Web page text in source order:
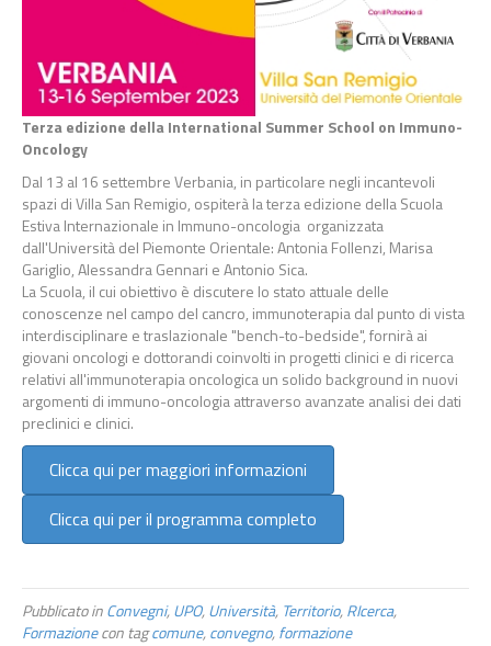
Terza edizione della International Summer School on Immuno-
Oncology
Dal 13 al 16 settembre Verbania, in particolare negli incantevoli
spazi di Villa San Remigio, ospiterà la terza edizione della Scuola
Estiva Internazionale in Immuno-oncologia organizzata
dall'Università del Piemonte Orientale: Antonia Follenzi, Marisa
Gariglio, Alessandra Gennari e Antonio Sica.
La Scuola, il cui obiettivo è discutere lo stato attuale delle
conoscenze nel campo del cancro, immunoterapia dal punto di vista
interdisciplinare e traslazionale "bench-to-bedside", fornirà ai
giovani oncologi e dottorandi coinvolti in progetti clinici e di ricerca
relativi all'immunoterapia oncologica un solido background in nuovi
argomenti di immuno-oncologia attraverso avanzate analisi dei dati
preclinici e clinici.
Clicca qui per maggiori informazioni
Clicca qui per il programma completo
Pubblicato inConvegni,UPO,Università, Territorio,RIcerca,
Formazionecon tagcomune,convegno,formazione